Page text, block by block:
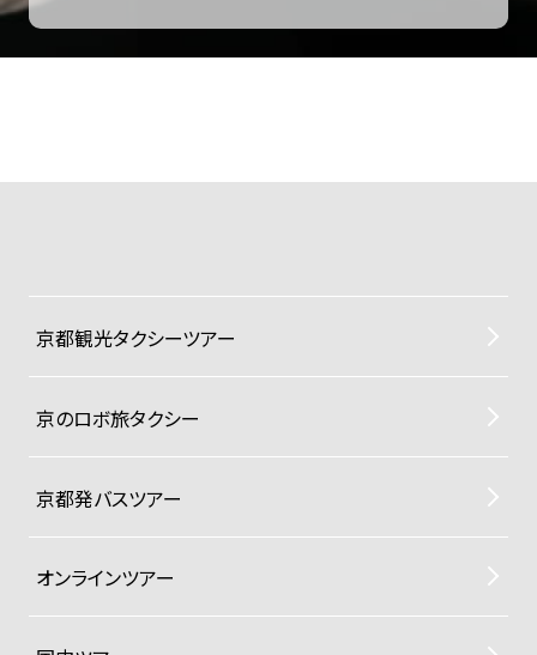
京都観光タクシーツアー
京のロボ旅タクシー
京都発バスツアー
オンラインツアー